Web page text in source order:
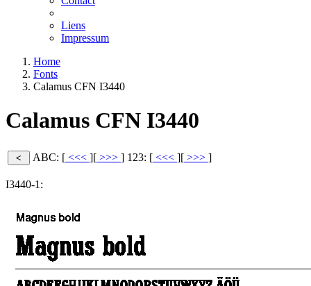
Liens
Impressum
Home
Fonts
Calamus CFN I3440
Calamus CFN I3440
ABC: [ <<< ][ >>> ] 123: [ <<< ][ >>> ]
I3440-1: